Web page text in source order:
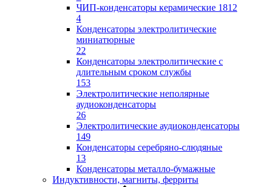
ЧИП-конденсаторы керамические 1812
4
Конденсаторы электролитические
миниатюрные
22
Конденсаторы электролитические с
длительным сроком службы
153
Электролитические неполярные
аудиоконденсаторы
26
Электролитические аудиоконденсаторы
149
Конденсаторы серебряно-слюдяные
13
Конденсаторы металло-бумажные
Индуктивности, магниты, ферриты